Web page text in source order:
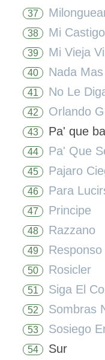
37
38 Mi Castigo
39 Mi Vieja
40 Nada
41 No Le
42 Orlando
43 Pa' que
44 Pa' Que
45 Pajaro
46 Para
47 Principe
48 Razzano
49 Responso
50 Rosicler
51 Siga El
52 Sombras
53 Sosiego
54 Sur